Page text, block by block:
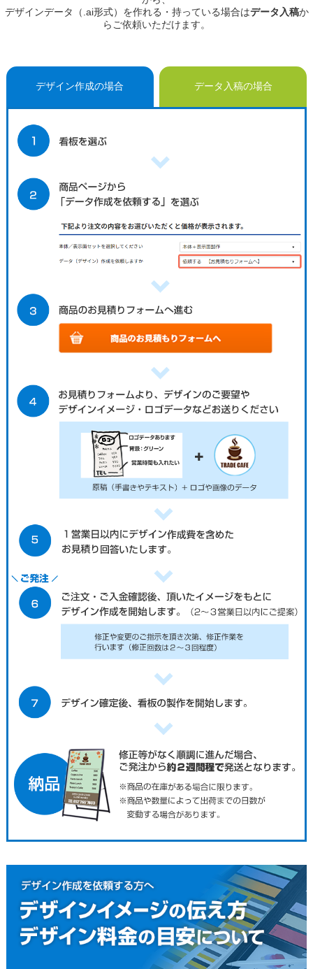
デザインデータ（.ai形式）を作れる・持っている場合はデータ入稿か
らご依頼いただけます。
デザイン作成の場合 データ入稿の場合